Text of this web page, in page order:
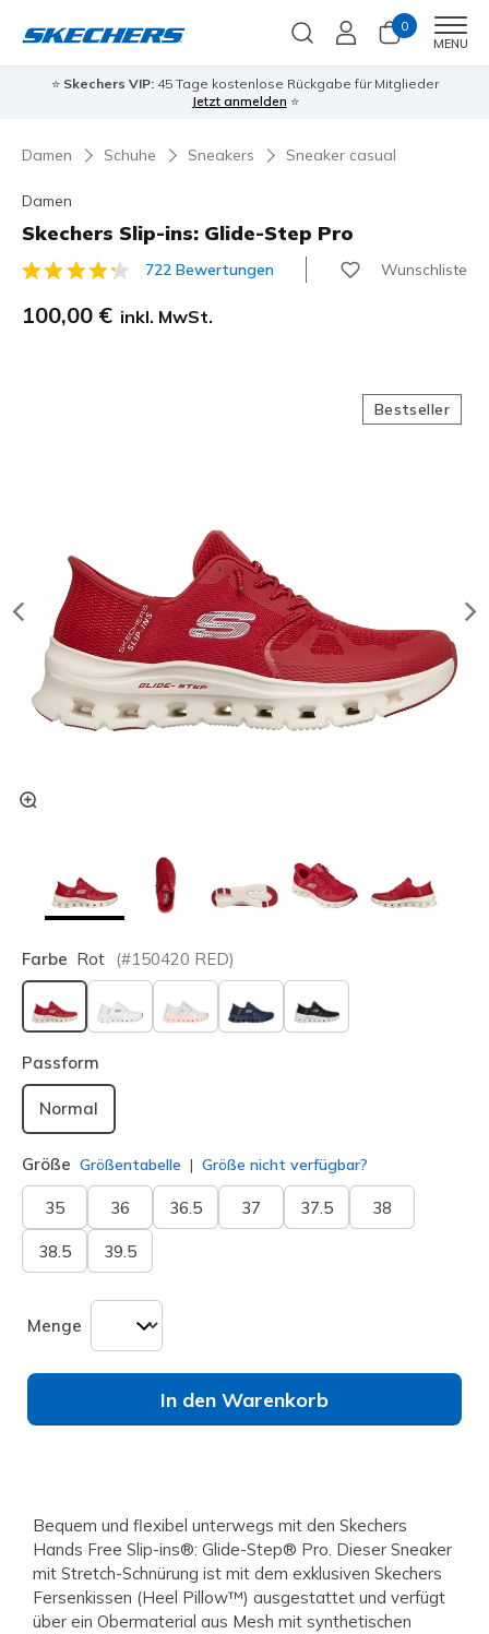
0
MENU
⭐ Skechers VIP:45 Tage kostenlose Rückgabe für Mitglieder
Jetzt anmelden ⭐
Damen Schuhe Sneakers Sneaker casual
Damen
Skechers Slip-ins: Glide-Step Pro
3,1 von 5 Kundenbewertungen
722 Bewertungen Wunschliste
100,00 € inkl. MwSt.
Bestseller
Farbe Rot (#150420 RED)
ausgewählt
Passform
Normal
Größe Größentabelle Größe nicht verfügbar?
35 36 36.5 37 37.5 38
38.5 39.5
Menge
In den Warenkorb
Bequem und flexibel unterwegs mit den Skechers
Hands Free Slip-ins®: Glide-Step® Pro. Dieser Sneaker
mit Stretch-Schnürung ist mit dem exklusiven Skechers
Fersenkissen (Heel Pillow™) ausgestattet und verfügt
über ein Obermaterial aus Mesh mit synthetischen